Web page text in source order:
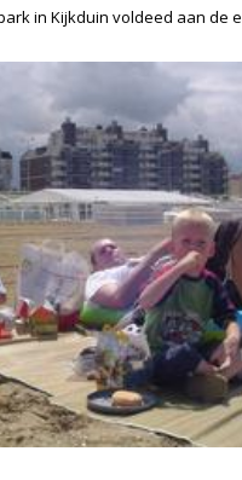
in Kijkduin voldeed aan de